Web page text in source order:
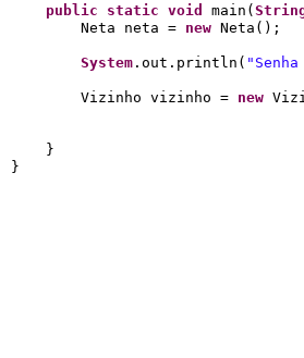
public static void main(
        Neta neta =
new Neta();
System .out.println(
        Vizinho vizinho =
new
    }